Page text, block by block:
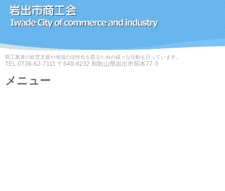
商工業者の経営支援や地域の活性化を図るための様々な活動を行っています。
TEL.0736-62-7111 〒649-6232 和歌山県岩出市荊本77-3
メニュー